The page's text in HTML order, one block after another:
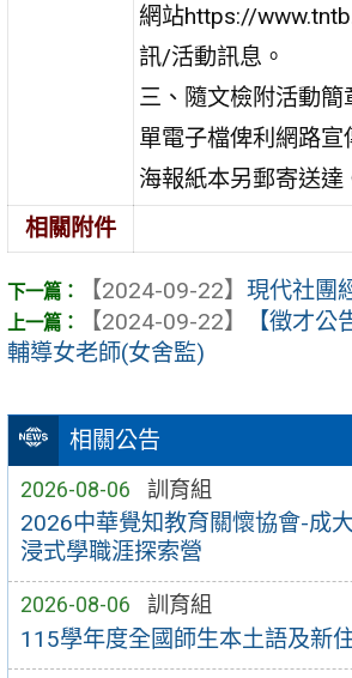
相關公告
2026-08-06 訓育組
2026中華覺知教育關懷協會-成
浸式學職涯探索營
2026-08-06 訓育組
115學年度全國師生本土語及新
網站https://
訊/活動訊息。
三、隨文檢附活動
單電子檔俾利網路宣
海報紙本另郵寄送達
相關附件
【2024-09-22】 現代社團
【2024-09-22】
【徵才
輔導女老師(女舍監)